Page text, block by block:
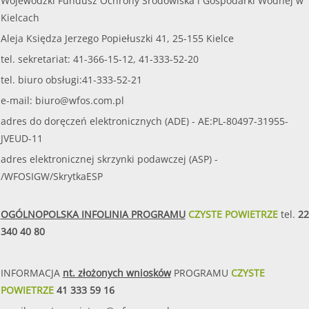
Kielcach
Aleja Księdza Jerzego Popiełuszki 41, 25-155 Kielce
tel. sekretariat: 41-366-15-12, 41-333-52-20
tel. biuro obsługi:41-333-52-21
e-mail: biuro@wfos.com.pl
adres do doręczeń elektronicznych (ADE) - AE:PL-80497-31955-
JVEUD-11
adres elektronicznej skrzynki podawczej (ASP) -
/WFOSIGW/SkrytkaESP
OGÓLNOPOLSKA INFOLINIA PROGRAMUCZYSTE POWIETRZEtel. 22
340 40 80
INFORMACJA nt. złożonych wnioskówPROGRAMU CZYSTE
POWIETRZE41 333 59 16